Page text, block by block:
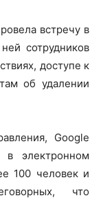
встречу в
сотрудников
доступе к
об удалении
Google
в электронном
100 человек и
что